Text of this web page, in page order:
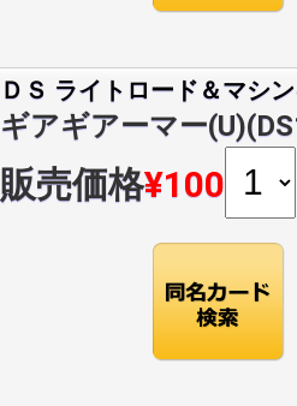
ＤＳ ライトロード＆マシ
ギアギアーマー
販売価格¥100